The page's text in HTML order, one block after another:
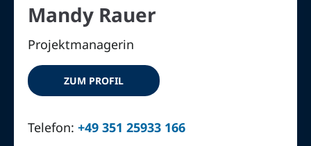
Mandy Rauer
Projektmanagerin
ZUM PROFIL
Telefon:+49 351 25933 166